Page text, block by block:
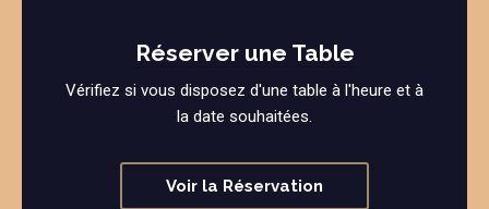
Réserver une Table
Vérifiez si vous disposez d'une table à l'heure et à
la date souhaitées.
Voir la Réservation